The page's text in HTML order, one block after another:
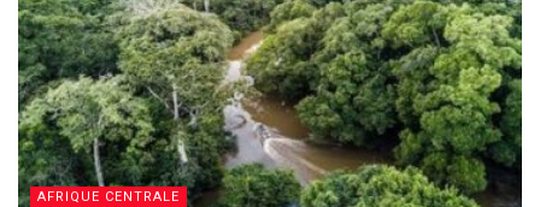
AFRIQUE CENTRALE